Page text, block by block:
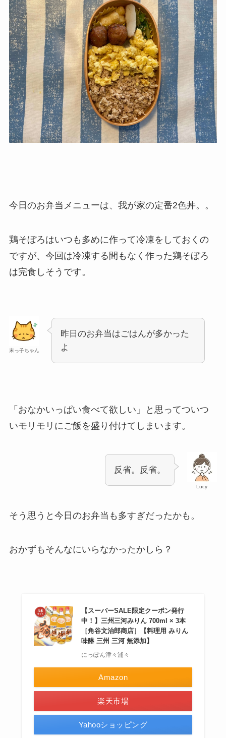
今日のお弁当メニューは、我が家の定番2色丼。。
鶏そぼろはいつも多めに作って冷凍をしておくの
ですが、今回は冷凍する間もなく作った鶏そぼろ
は完食しそうです。
末っ子ちゃん
昨日のお弁当はごはんが多かった
よ
「おなかいっぱい食べて欲しい」と思ってついつ
いモリモリにご飯を盛り付けてしまいます。
Lucy
反省。反省。
そう思うと今日のお弁当も多すぎだったかも。
おかずもそんなにいらなかったかしら？
【スーパーSALE限定クーポン発行
中！】三州三河みりん 700ml × 3本
［角谷文治郎商店］【料理用 みりん
味醂 三州 三河 無添加】
にっぽん津々浦々
Amazon
楽天市場
Yahooショッピング